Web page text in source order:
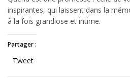
inspirantes, qui laissent dans la
à la fois grandiose et intime.
Partager :
Tweet